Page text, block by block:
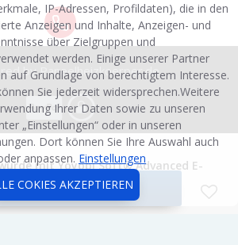
KAUFEN
by Paneelheizkoerper.de
mitYoyobi Soft® Advanced E-
Systemen erstellt.
COKIES AKZEPTIEREN
IP-Adressen, Profildaten), die in den
Anzeigen und Inhalte, Anzeigen- und
über Zielgruppen und
werden. Einige unserer Partner
auf Grundlage von berechtigtem Interesse.
Sie jederzeit widersprechen.Weitere
Ihrer Daten sowie zu unseren
„Einstellungen“ oder in unseren
Dort können Sie Ihre Auswahl auch
anpassen. Einstellungen